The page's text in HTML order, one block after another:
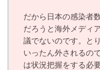
だから日本の感染者
だろうと海外メディ
議でないのです。と
いったん外されるの
は状況把握をする必